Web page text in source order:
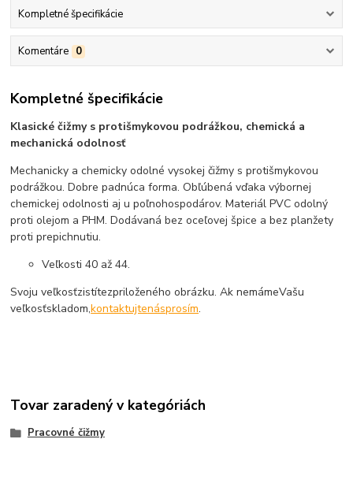
Kompletné špecifikácie
Komentáre 0
Kompletné špecifikácie
Klasické čižmy s protišmykovou podrážkou, chemická a
mechanická odolnosť
Mechanicky a chemicky odolné vysokej čižmy s protišmykovou
podrážkou. Dobre padnúca forma. Obľúbená vďaka výbornej
chemickej odolnosti aj u poľnohospodárov. Materiál PVC odolný
proti olejom a PHM. Dodávaná bez oceľovej špice a bez planžety
proti prepichnutiu.
Veľkosti 40 až 44.
Svoju veľkosťzistítezpriloženého obrázku.Ak nemámeVašu
veľkosťskladom,kontaktujtenásprosím.
Tovar zaradený v kategóriách
Pracovné čižmy